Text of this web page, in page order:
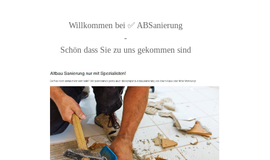
Willkommen bei ✅ ABSanierung
-
Schön dass Sie zu uns gekommen sind